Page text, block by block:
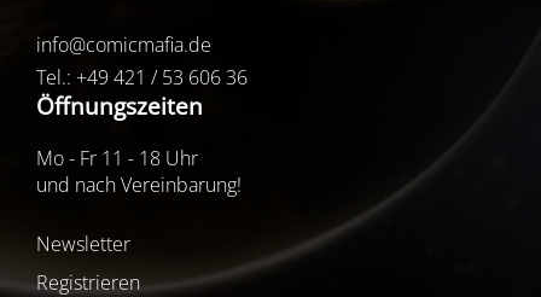
info@comicmafia.de
Tel.: +49 421 / 53 606 36
Öffnungszeiten
Mo - Fr 11 - 18 Uhr
und nach Vereinbarung!
Newsletter
Registrieren